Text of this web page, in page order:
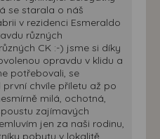
se starala o náš
v rezidenci Esmeraldo
různých
CK :-) jsme si díky
opravdu v klidu a
potřebovali, se
chvíle příletu až po
milá, ochotná,
zajímavých
jen za naši rodinu,
pobytu v lokalitě